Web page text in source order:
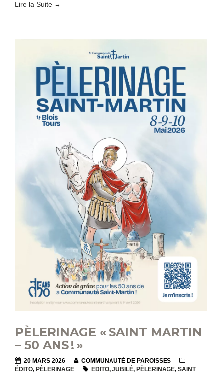
Lire la Suite →
PÈLERINAGE « SAINT MARTIN
– 50 ANS ! »
20 MARS 2026
COMMUNAUTÉ DE PAROISSES
ÉDITO, PÈLERINAGE EDITO, JUBILÉ, PÈLERINAGE, SAINT